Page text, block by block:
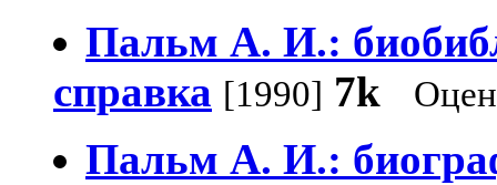
Пальм А. И.:
справка [1990] 7k
Пальм А. И.: